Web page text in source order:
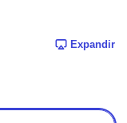
Expandir